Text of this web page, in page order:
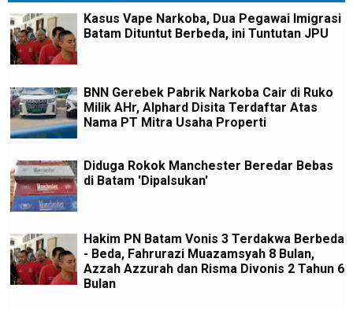
Kasus Vape Narkoba, Dua Pegawai Imigrasi
Batam Dituntut Berbeda, ini Tuntutan JPU
BNN Gerebek Pabrik Narkoba Cair di Ruko
Milik AHr, Alphard Disita Terdaftar Atas
Nama PT Mitra Usaha Properti
Diduga Rokok Manchester Beredar Bebas
di Batam 'Dipalsukan'
Hakim PN Batam Vonis 3 Terdakwa Berbeda
- Beda, Fahrurazi Muazamsyah 8 Bulan,
Azzah Azzurah dan Risma Divonis 2 Tahun 6
Bulan